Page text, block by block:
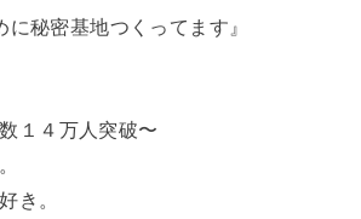
に秘密基地つくってます』
１４万人突破〜
き。